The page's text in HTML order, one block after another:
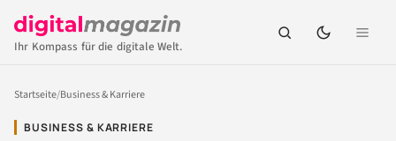
Ihr Kompass für die digitale Welt.
Startseite/Business & Karriere
BUSINESS & KARRIERE